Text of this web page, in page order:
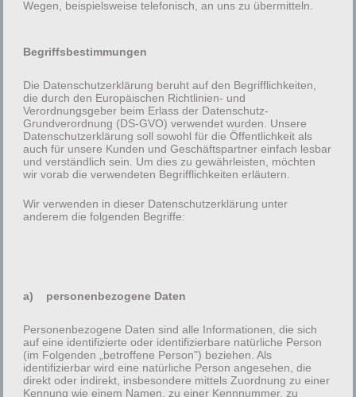
Export PDF
Wegen, beispielsweise telefonisch, an uns zu übermitteln.
Begriffsbestimmungen
Die Datenschutzerklärung beruht auf den Begrifflichkeiten,
die durch den Europäischen Richtlinien- und
Verordnungsgeber beim Erlass der Datenschutz-
Grundverordnung (DS-GVO) verwendet wurden. Unsere
Datenschutzerklärung soll sowohl für die Öffentlichkeit als
auch für unsere Kunden und Geschäftspartner einfach lesbar
und verständlich sein. Um dies zu gewährleisten, möchten
wir vorab die verwendeten Begrifflichkeiten erläutern.
Wir verwenden in dieser Datenschutzerklärung unter
anderem die folgenden Begriffe:
a) personenbezogene Daten
Personenbezogene Daten sind alle Informationen, die sich
auf eine identifizierte oder identifizierbare natürliche Person
(im Folgenden „betroffene Person") beziehen. Als
identifizierbar wird eine natürliche Person angesehen, die
direkt oder indirekt, insbesondere mittels Zuordnung zu einer
Kennung wie einem Namen, zu einer Kennnummer, zu